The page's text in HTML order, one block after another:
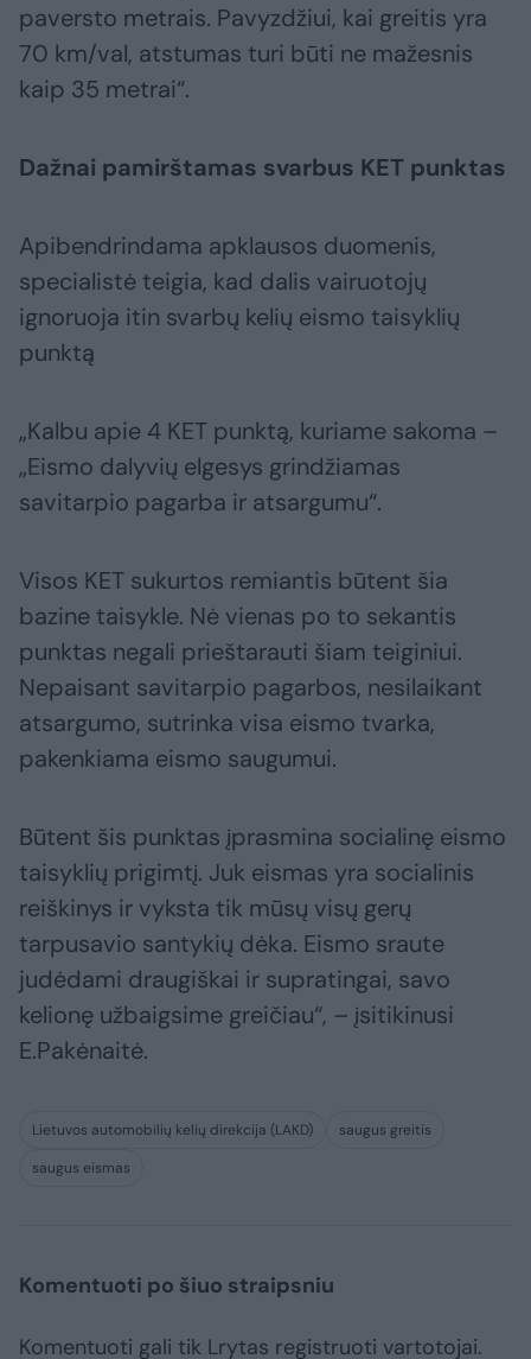
paversto metrais. Pavyzdžiui, kai greitis yra
70 km/val, atstumas turi būti ne mažesnis
kaip 35 metrai“.
Dažnai pamirštamas svarbus KET punktas
Apibendrindama apklausos duomenis,
specialistė teigia, kad dalis vairuotojų
ignoruoja itin svarbų kelių eismo taisyklių
punktą
„Kalbu apie 4 KET punktą, kuriame sakoma –
„Eismo dalyvių elgesys grindžiamas
savitarpio pagarba ir atsargumu“.
Visos KET sukurtos remiantis būtent šia
bazine taisykle. Nė vienas po to sekantis
punktas negali prieštarauti šiam teiginiui.
Nepaisant savitarpio pagarbos, nesilaikant
atsargumo, sutrinka visa eismo tvarka,
pakenkiama eismo saugumui.
Būtent šis punktas įprasmina socialinę eismo
taisyklių prigimtį. Juk eismas yra socialinis
reiškinys ir vyksta tik mūsų visų gerų
tarpusavio santykių dėka. Eismo sraute
judėdami draugiškai ir supratingai, savo
kelionę užbaigsime greičiau“, – įsitikinusi
E.Pakėnaitė.
Lietuvos automobilių kelių direkcija (LAKD)
saugus greitis
saugus eismas
Komentuoti po šiuo straipsniu
Komentuoti gali tik Lrytas registruoti vartotojai.